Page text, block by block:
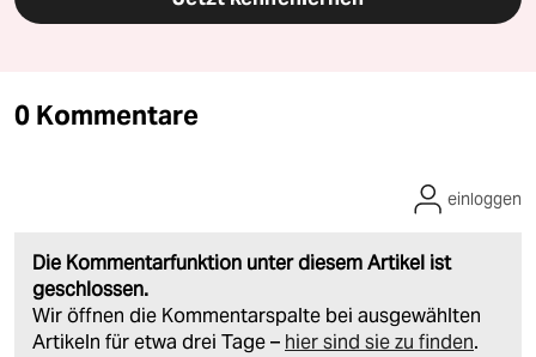
0 Kommentare
Die Kommentarfunktion unter diesem Artikel ist
geschlossen.
Wir öffnen die Kommentarspalte bei ausgewählten
Artikeln für etwa drei Tage – hier sind sie zu finden.
einloggen